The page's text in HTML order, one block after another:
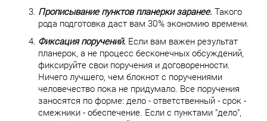
Прописывание пунктов планерки заранее. Такого
рода подготовка даст вам 30% экономию времени.
Фиксация поручений. Если вам важен результат
планерок, а не процесс бесконечных обсуждений,
фиксируйте свои поручения и договоренности.
Ничего лучшего, чем блокнот с поручениями
человечество пока не придумало. Все поручения
заносятся по форме: дело - ответственный - срок -
смежники - обеспечение. Если с пунктами "дело",